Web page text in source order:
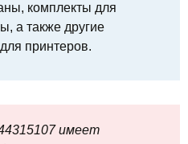
комплекты для
а также другие
принтеров.
имеет